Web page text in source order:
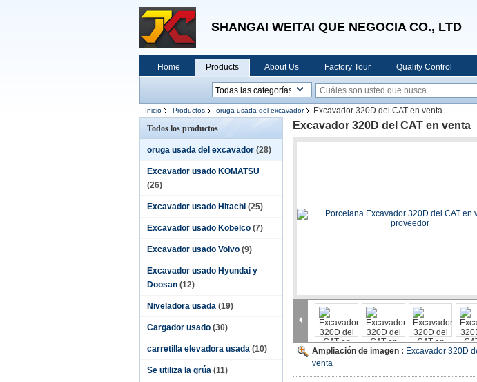
SHANGAI WEITAI QUE NEGOCIA CO., LTD
Home Products About Us Factory Tour Quality Control
Inicio Productos oruga usada del excavador
Excavador 320D del CAT en venta
Todos los productos
oruga usada del excavador (28)
Excavador usado KOMATSU
(26)
Excavador usado Hitachi (25)
Excavador usado Kobelco (7)
Excavador usado Volvo (9)
Excavador usado Hyundai y
Doosan (12)
Niveladora usada (19)
Cargador usado (30)
carretilla elevadora usada (10)
Se utiliza la grúa (11)
Excavador 320D del CAT en venta
Ampliación de imagen : Excavador 320D
venta